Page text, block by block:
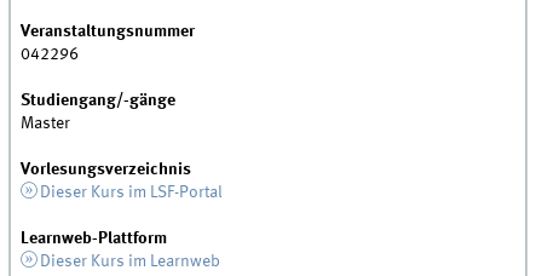
Veranstaltungsnummer
042296
Studiengang/-gänge
Master
Vorlesungsverzeichnis
Dieser Kurs im LSF-Portal
Learnweb-Plattform
Dieser Kurs im Learnweb